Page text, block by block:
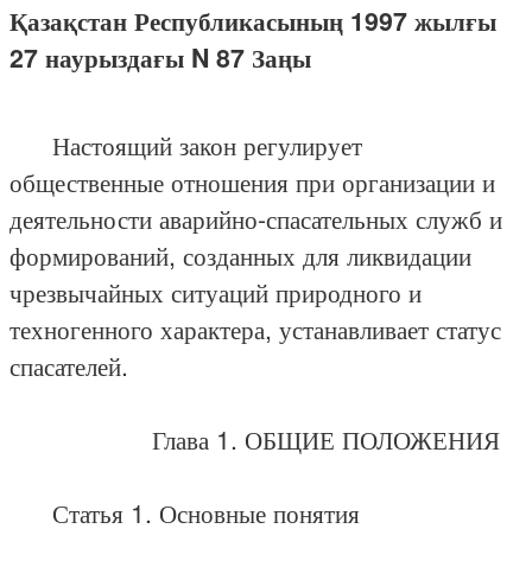
Қазақстан Республикасының 1997 жылғы
27 наурыздағы N 87 Заңы
Настоящий закон регулирует
общественные отношения при организации и
деятельности аварийно-спасательных служб и
формирований, созданных для ликвидации
чрезвычайных ситуаций природного и
техногенного характера, устанавливает статус
спасателей.
Глава 1. ОБЩИЕ ПОЛОЖЕНИЯ
Статья 1. Основные понятия